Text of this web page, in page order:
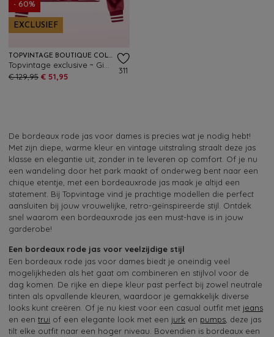
- 60%
EXCLUSIEF
TOPVINTAGE BOUTIQUE COLLECTION
€ 129,95 € 51,95
311
De bordeaux rode jas voor dames is precies wat je nodig hebt!
Met zijn diepe, warme kleur en vintage uitstraling straalt deze jas
klasse en elegantie uit, zonder in te leveren op comfort. Of je nu
een wandeling door het park maakt of onderweg bent naar een
chique etentje, met een bordeauxrode jas maak je altijd een
statement. Bij Topvintage vind je prachtige modellen die perfect
aansluiten bij jouw vrouwelijke, retro-geïnspireerde stijl. Ontdek
snel waarom een bordeauxrode jas een must-have is in jouw
garderobe!
Een bordeaux rode jas voor veelzijdige stijl
Een bordeaux rode jas voor dames biedt je oneindig veel
mogelijkheden als het gaat om combineren en stijlvol voor de
dag komen. De rijke en diepe kleur past perfect bij zowel neutrale
tinten als opvallende kleuren, waardoor je gemakkelijk diverse
looks kunt creëren. Of je nu kiest voor een casual outfit met jeans
en een trui of een elegante look met een jurk en pumps , deze jas
tilt elke outfit naar een hoger niveau. Bovendien is bordeaux een